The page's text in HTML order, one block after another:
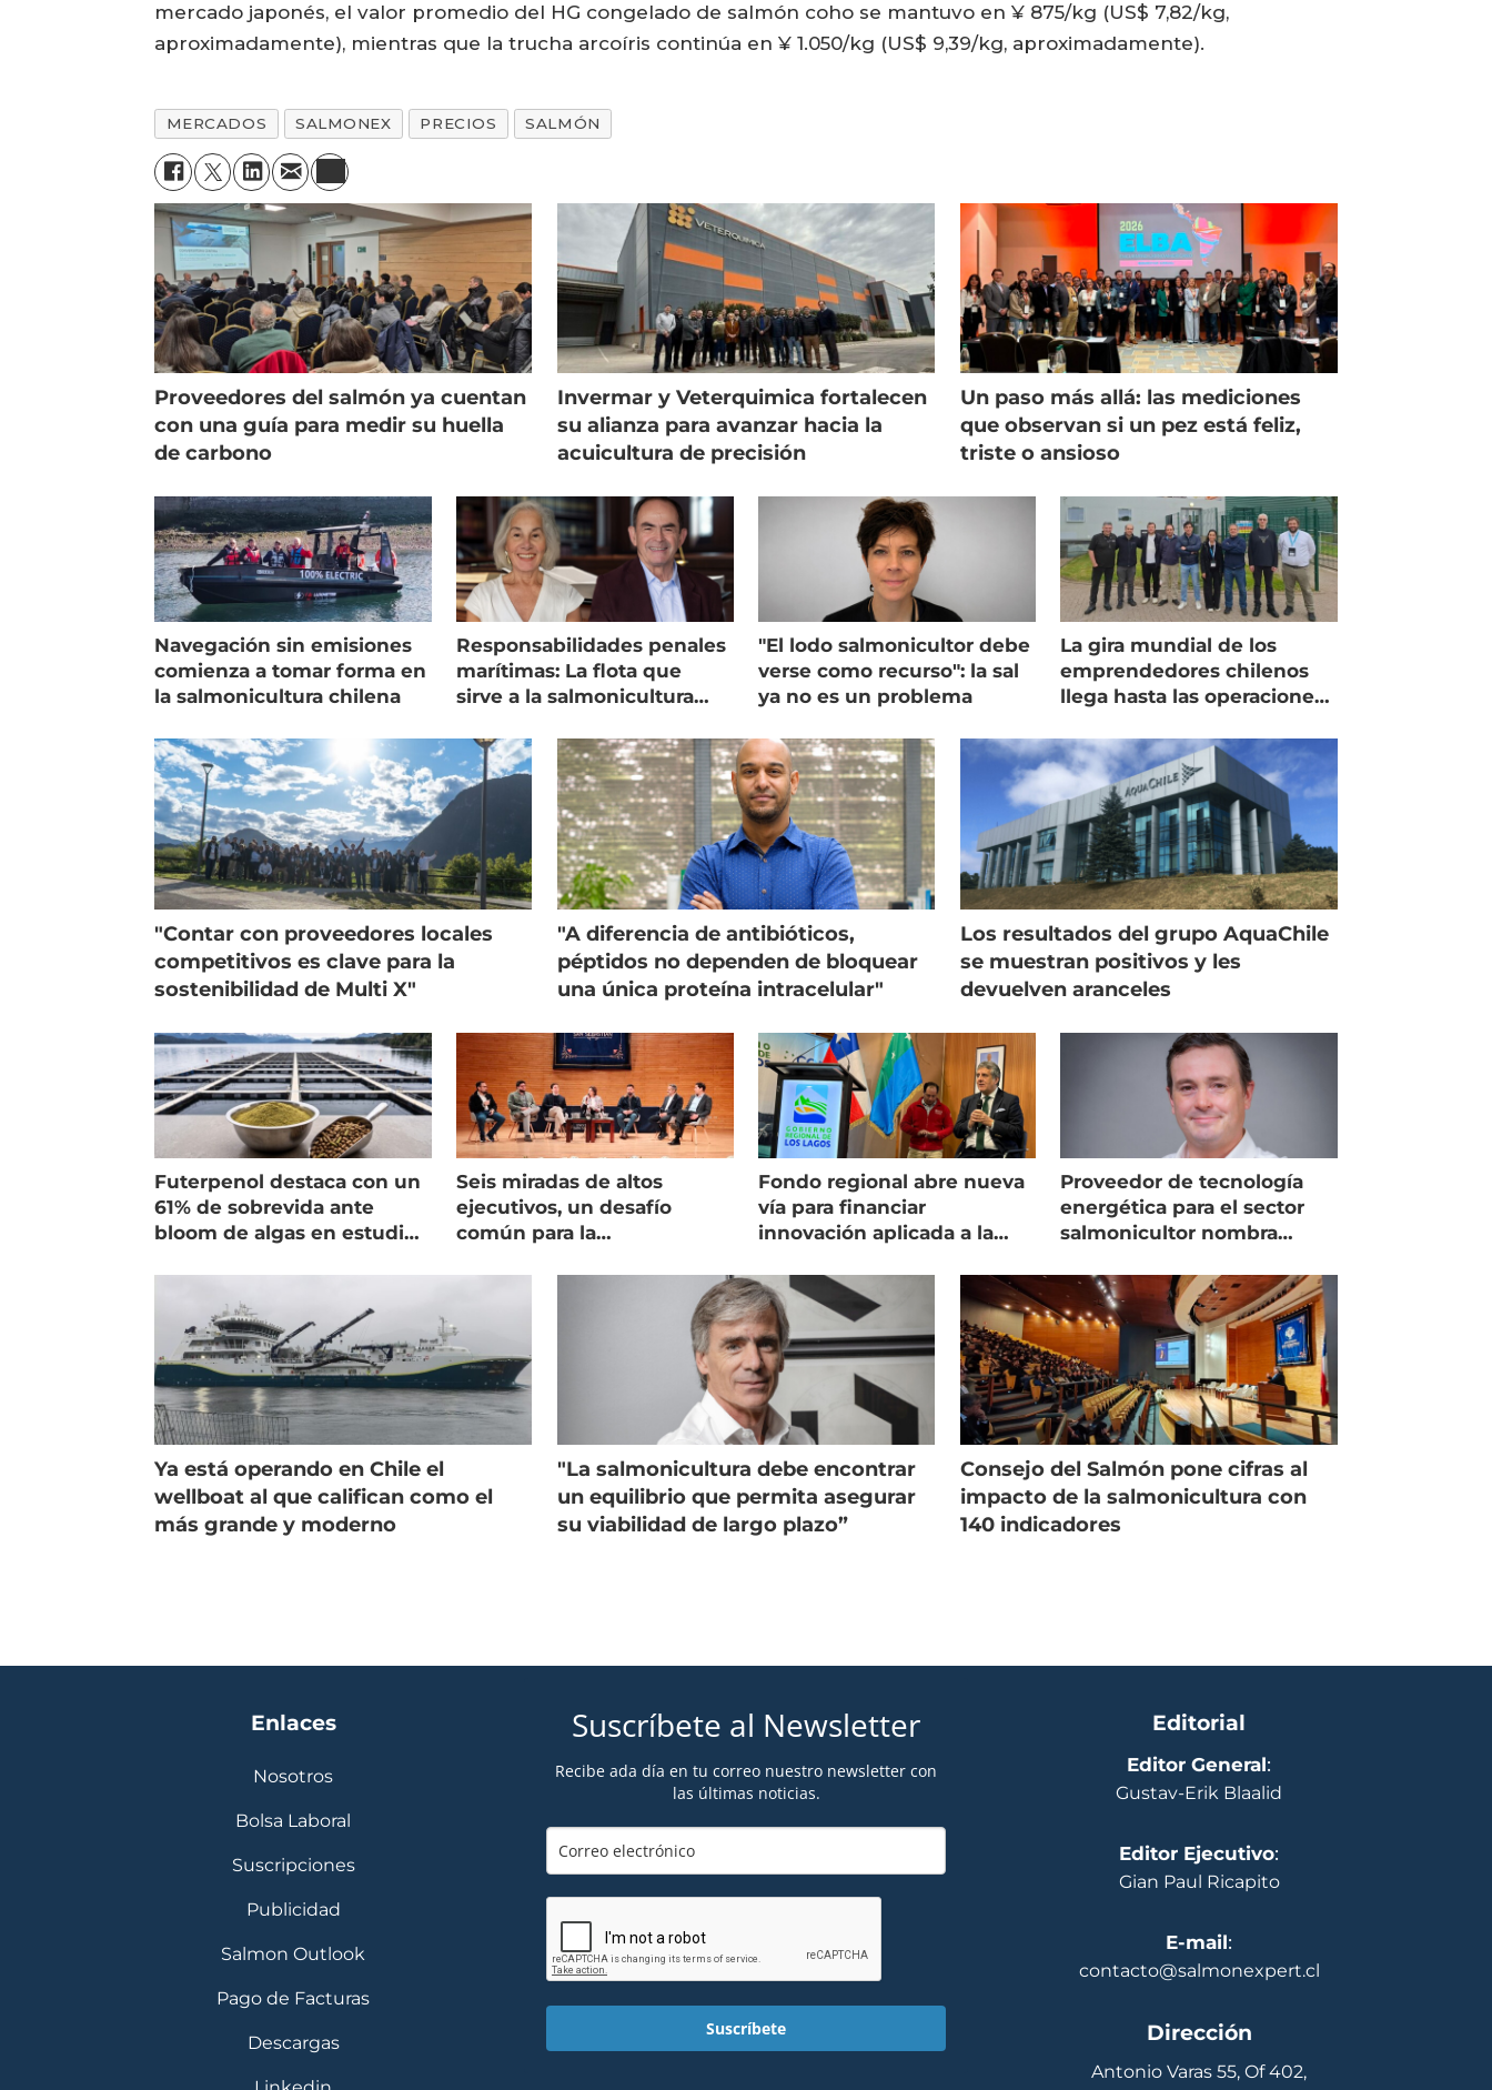
mercado japonés, el valor promedio del HG congelado de salmón coho se mantuvo en ¥ 875/kg (US$ 7,82/kg,
aproximadamente), mientras que la trucha arcoíris continúa en ¥ 1.050/kg (US$ 9,39/kg, aproximadamente).
MERCADOS SALMONEX PRECIOS SALMÓN
Proveedores del salmón ya cuentan
con una guía para medir su huella
de carbono
Invermar y Veterquimica fortalecen
su alianza para avanzar hacia la
acuicultura de precisión
Un paso más allá: las mediciones
que observan si un pez está feliz,
triste o ansioso
Navegación sin emisiones
comienza a tomar forma en
la salmonicultura chilena
Responsabilidades penales
marítimas: La flota que
sirve a la salmonicultura
"El lodo salmonicultor debe
verse como recurso": la sal
ya no es un problema
La gira mundial de los
emprendedores chilenos
llega hasta las operaciones
"Contar con proveedores locales
competitivos es clave para la
sostenibilidad de Multi X"
"A diferencia de antibióticos,
péptidos no dependen de bloquear
una única proteína intracelular"
Los resultados del grupo AquaChile
se muestran positivos y les
devuelven aranceles
Futerpenol destaca con un
61% de sobrevida ante
bloom de algas en estudio
Seis miradas de altos
ejecutivos, un desafío
común para la
Fondo regional abre nueva
vía para financiar
innovación aplicada a la
Proveedor de tecnología
energética para el sector
salmonicultor nombra
Ya está operando en Chile el
wellboat al que califican como el
más grande y moderno
"La salmonicultura debe encontrar
un equilibrio que permita asegurar
su viabilidad de largo plazo”
Consejo del Salmón pone cifras al
impacto de la salmonicultura con
140 indicadores
Enlaces
Nosotros
Bolsa Laboral
Suscripciones
Publicidad
Salmon Outlook
Pago de Facturas
Descargas
Suscríbete al Newsletter
Recibe ada día en tu correo nuestro newsletter con
las últimas noticias.
Suscríbete
Editorial
Editor General:
Gustav-Erik Blaalid
Editor Ejecutivo:
Gian Paul Ricapito
E-mail:
contacto@salmonexpert.cl
Dirección
Antonio Varas 55, Of 402,